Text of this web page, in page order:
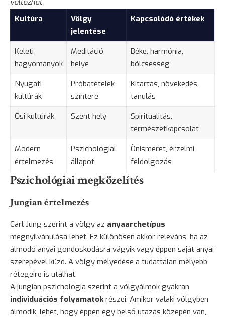
változhat.
Kultúra
Völgy
jelentése
Kapcsolódó értékek
Keleti
hagyományok
Meditáció
helye
Béke, harmónia,
bölcsesség
Nyugati
kultúrák
Próbatételek
színtere
Kitartás, növekedés,
tanulás
Ősi kultúrák
Szent hely
Spiritualitás,
természetkapcsolat
Modern
értelmezés
Pszichológiai
állapot
Önismeret, érzelmi
feldolgozás
Pszichológiai megközelítés
Jungian értelmezés
Carl Jung szerint a völgy az anyaarchetípus
megnyilvánulása lehet. Ez különösen akkor releváns, ha az
álmodó anyai gondoskodásra vágyik vagy éppen saját anyai
szerepével küzd. A völgy mélyedése a tudattalan mélyebb
rétegeire is utalhat.
A jungian pszichológia szerint a völgyálmok gyakran
individuációs folyamatokrészei. Amikor valaki völgyben
álmodik, lehet, hogy éppen egy belső utazás közepén van,